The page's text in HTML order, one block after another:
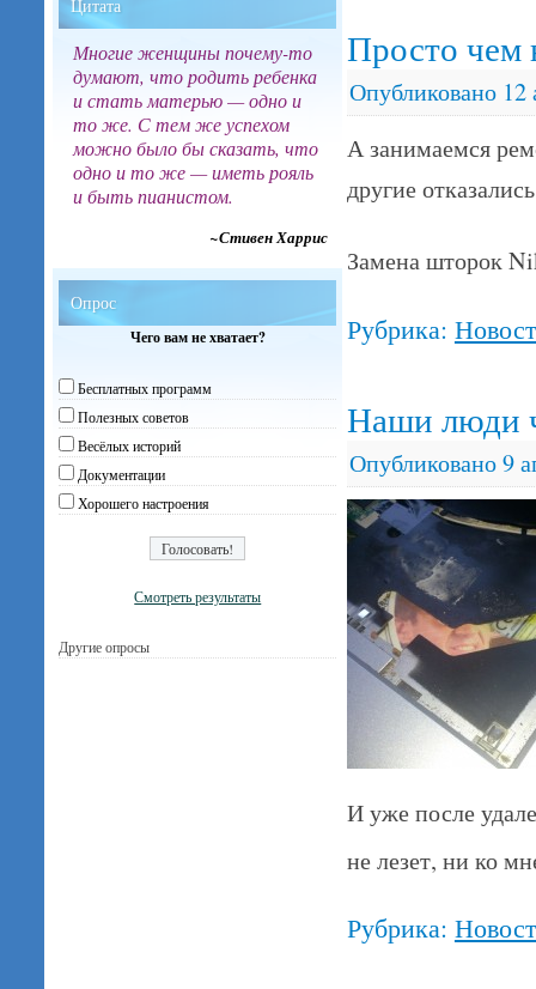
Просто
Опубликовано 12
А занимаемся
другие
Замена шторок
Рубрика:
Наши люди
Опубликовано9
И уже после
не лезет, ни ко
Рубрика:
Цитата
Многие женщины почему-то
думают, что родить ребенка
и стать матерью — одно и
то же. С тем же успехом
можно было бы сказать, что
одно и то же — иметь рояль
и быть пианистом.
~Стивен Харрис
Опрос
Чего вам не хватает?
Бесплатных программ
Полезных советов
Весёлых историй
Документации
Хорошего настроения
Смотреть результаты
Другие опросы